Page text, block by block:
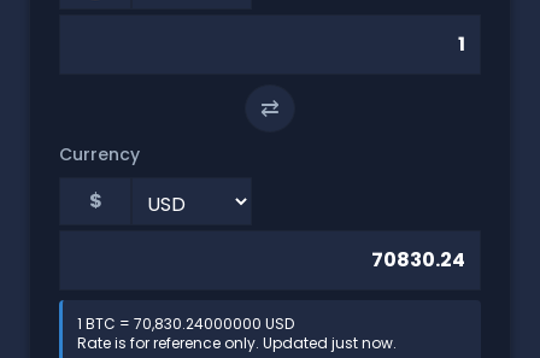
⇄
Currency
$
1 BTC = 70,830.24000000 USD
Rate is for reference only. Updated just now.